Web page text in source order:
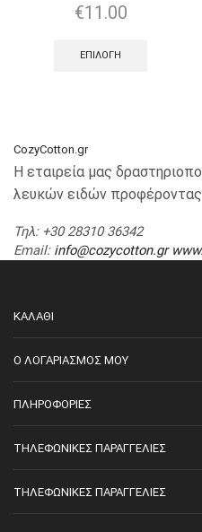
€11.00
ΕΠΙΛΟΓΉ
CozyCotton.gr
Η εταιρεία μας
λευκών ειδών
Τηλ: +30 28310 36342
Email: info@cozycotton.gr
ΚΑΛΆΘΙ
O ΛΟΓΑΡΙΑΣΜΌΣ ΜΟΥ
ΠΛΗΡΟΦΟΡΊΕΣ
ΤΗΛΕΦΩΝΙΚΈΣ ΠΑΡΑΓΓΕΛΊΕΣ
ΤΗΛΕΦΩΝΙΚΈΣ ΠΑΡΑΓΓΕΛΊΕΣ